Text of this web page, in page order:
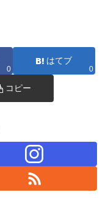
0
はてブ
0
コピー